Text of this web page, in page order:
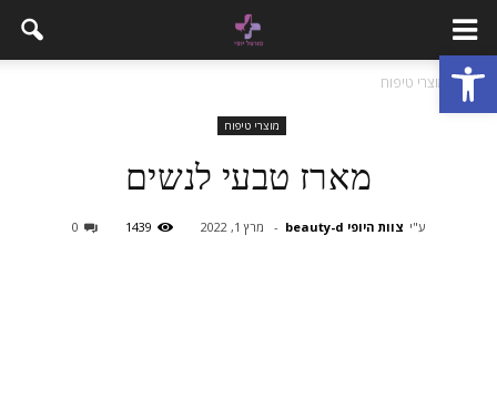
פתח סרגל נגישות
בית מוצרי טיפוח
מוצרי טיפוח
מארז טבעי לנשים
ע"י צוות היופי beauty-d - מרץ 1, 2022 1439
0